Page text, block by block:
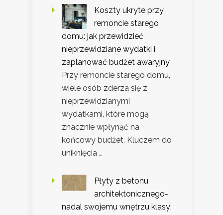
Koszty ukryte przy
remoncie starego
domu: jak przewidzieć
nieprzewidziane wydatki i
zaplanować budżet awaryjny
Przy remoncie starego domu,
wiele osób zderza się z
nieprzewidzianymi
wydatkami, które mogą
znacznie wpłynąć na
końcowy budżet. Kluczem do
uniknięcia …
Płyty z betonu
architektonicznego-
nadal swojemu wnętrzu klasy: